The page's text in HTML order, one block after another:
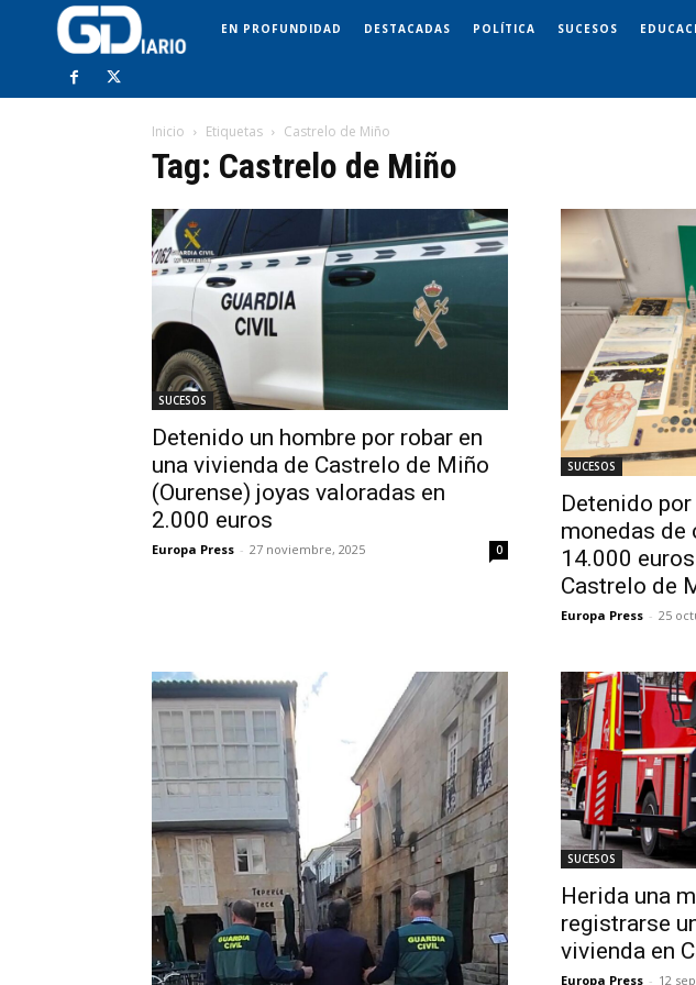
EN PROFUNDIDAD DESTACADAS POLÍTICA SUCESOS
Inicio Etiquetas Castrelo de Miño
Tag: Castrelo de Miño
SUCESOS
Detenido un hombre por robar en
una vivienda de Castrelo de Miño
(Ourense) joyas valoradas en
2.000 euros
Europa Press - 27 noviembre, 2025 0
SUCESOS
Detenido
monedas
14.000
Castrelo de
Europa Press - 25
SUCESOS
Herida una
registrarse
vivienda en
Europa Press - 12